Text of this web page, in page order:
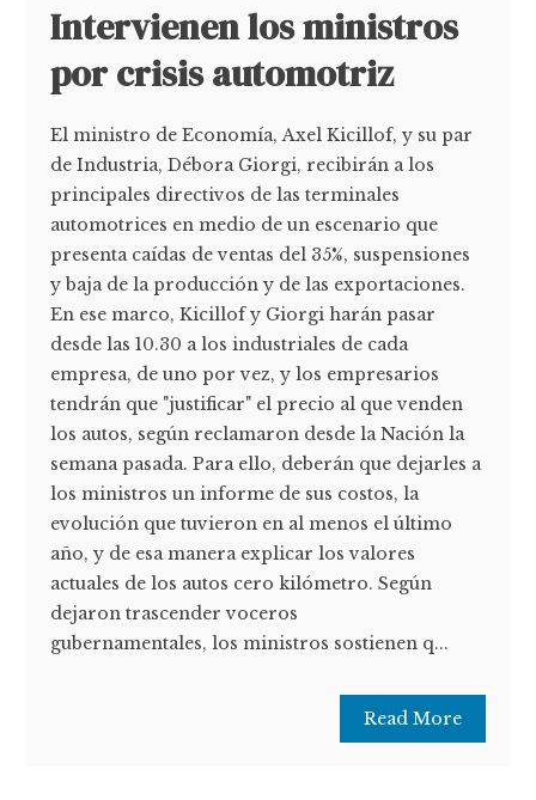
Intervienen los ministros
por crisis automotriz
El ministro de Economía, Axel Kicillof, y su par
de Industria, Débora Giorgi, recibirán a los
principales directivos de las terminales
automotrices en medio de un escenario que
presenta caídas de ventas del 35%, suspensiones
y baja de la producción y de las exportaciones.
En ese marco, Kicillof y Giorgi harán pasar
desde las 10.30 a los industriales de cada
empresa, de uno por vez, y los empresarios
tendrán que "justificar" el precio al que venden
los autos, según reclamaron desde la Nación la
semana pasada. Para ello, deberán que dejarles a
los ministros un informe de sus costos, la
evolución que tuvieron en al menos el último
año, y de esa manera explicar los valores
actuales de los autos cero kilómetro. Según
dejaron trascender voceros
gubernamentales, los ministros sostienen q...
Read More